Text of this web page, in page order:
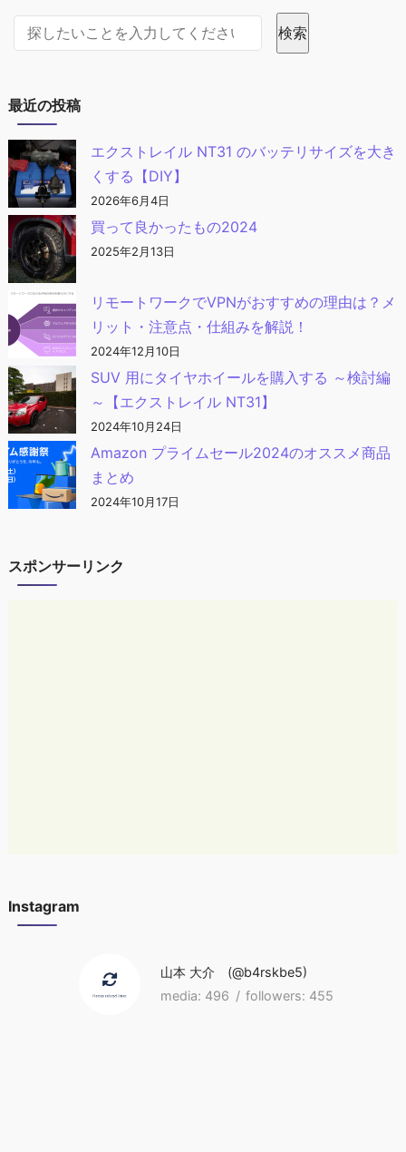
サイト内検索 検索
最近の投稿
エクストレイル NT31 のバッテリサイズを大き
くする【DIY】
2026年6月4日
買って良かったもの2024
2025年2月13日
リモートワークでVPNがおすすめの理由は？メ
リット・注意点・仕組みを解説！
2024年12月10日
SUV 用にタイヤホイールを購入する ～検討編
～【エクストレイル NT31】
2024年10月24日
Amazon プライムセール2024のオススメ商品
まとめ
2024年10月17日
スポンサーリンク
Instagram
山本 大介
b4rskbe5
496
455